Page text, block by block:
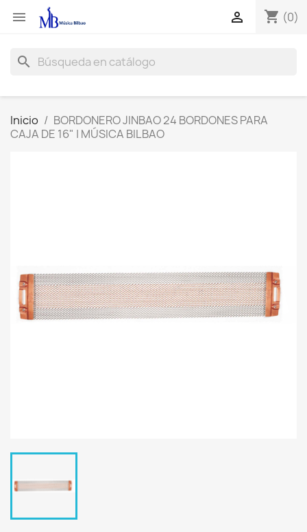
 shopping_cart (0)

search
Inicio
BORDONERO JINBAO 24 BORDONES PARA
CAJA DE 16" | MÚSICA BILBAO